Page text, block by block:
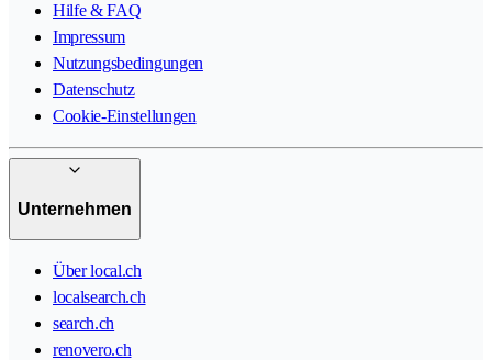
Hilfe & FAQ
Impressum
Nutzungsbedingungen
Datenschutz
Cookie-Einstellungen
Unternehmen
Über local.ch
localsearch.ch
search.ch
renovero.ch